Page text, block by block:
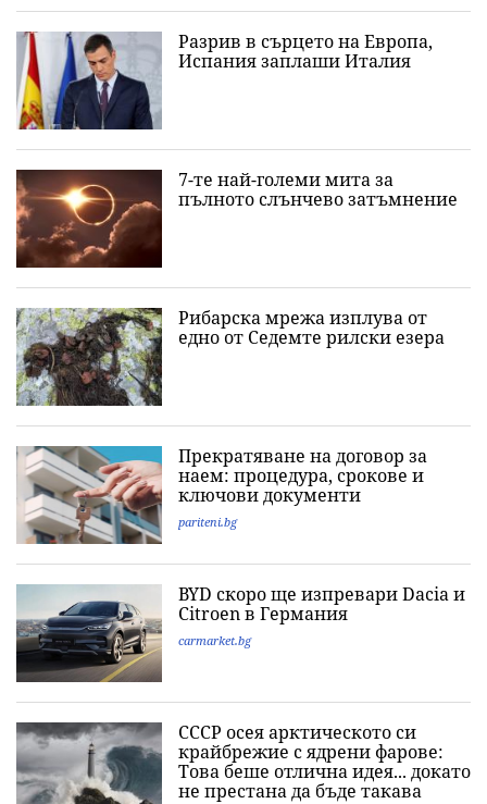
Разрив в сърцето на Европа,
Испания заплаши Италия
7-те най-големи мита за
пълното слънчево затъмнение
Рибарска мрежа изплува от
едно от Седемте рилски езера
Прекратяване на договор за
наем: процедура, срокове и
ключови документи
pariteni.bg
BYD скоро ще изпревари Dacia и
Citroеn в Германия
carmarket.bg
СССР осея арктическото си
крайбрежие с ядрени фарове:
Това беше отлична идея... докато
не престана да бъде такава